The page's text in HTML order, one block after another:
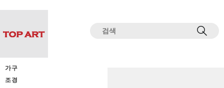
가구
조경